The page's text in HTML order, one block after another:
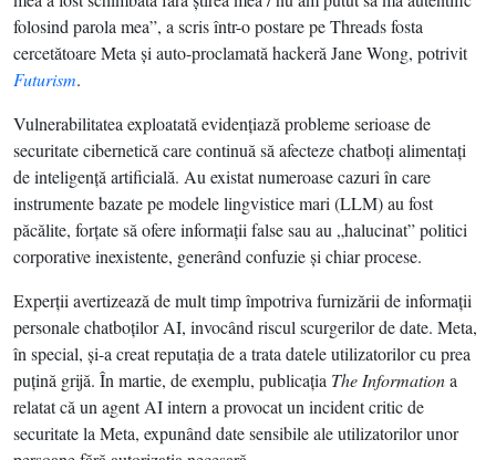
folosind parola mea”, a scris într-o postare pe Threads fosta
cercetătoare Meta şi auto-proclamată hackeră Jane Wong, potrivit
Futurism.
Vulnerabilitatea exploatată evidenţiază probleme serioase de
securitate cibernetică care continuă să afecteze chatboţi alimentaţi
de inteligenţă artificială. Au existat numeroase cazuri în care
instrumente bazate pe modele lingvistice mari (LLM) au fost
păcălite, forţate să ofere informaţii false sau au „halucinat” politici
corporative inexistente, generând confuzie şi chiar procese.
Experţii avertizează de mult timp împotriva furnizării de informaţii
personale chatboţilor AI, invocând riscul scurgerilor de date. Meta,
în special, şi-a creat reputaţia de a trata datele utilizatorilor cu prea
puţină grijă. În martie, de exemplu, publicaţia The Informationa
relatat că un agent AI intern a provocat un incident critic de
securitate la Meta, expunând date sensibile ale utilizatorilor unor